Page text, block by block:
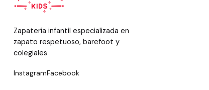
Zapatería infantil especializada en
zapato respetuoso, barefoot y
colegiales
InstagramFacebook